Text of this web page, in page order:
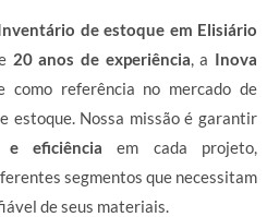
de estoque em Elisiário
20 anos de experiência , a Inova
como referência no mercado de
estoque. Nossa missão é garantir
e eficiência em cada projeto,
segmentos que necessitam
de seus materiais.